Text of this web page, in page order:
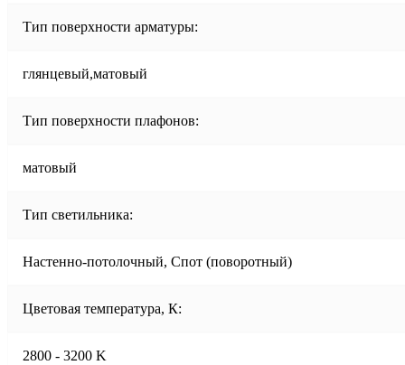
Тип поверхности арматуры:
глянцевый,матовый
Тип поверхности плафонов:
матовый
Тип светильника:
Настенно-потолочный, Спот (поворотный)
Цветовая температура, К:
2800 - 3200 K